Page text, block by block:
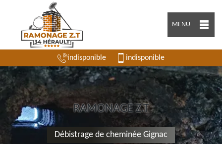
MENU
indisponible indisponible
RAMONAGE Z.T
Débistrage de cheminée Gignac